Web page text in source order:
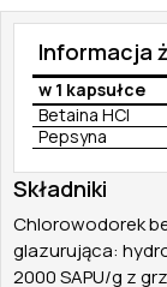
Informacja
w 1 kapsułce
Betaina HCl
Pepsyna
Składniki
Chlorowodorek
glazurująca:
2000 SAPU/g z